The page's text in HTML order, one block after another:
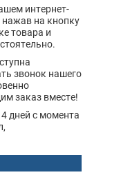
интернет-
на кнопку
товара и
звонок нашего
заказ вместе!
дней с момента